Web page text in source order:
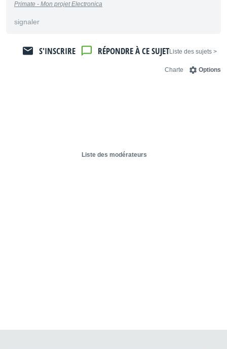
Primate - Mon projet Electronica
signaler
< Liste des sujets
RÉPONDRE À CE SUJET
S'INSCRIRE
Options
Charte
Liste des modérateurs